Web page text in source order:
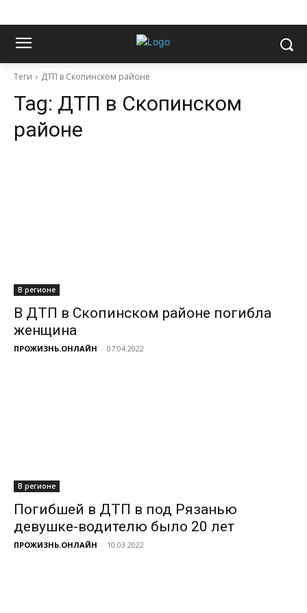
Теги ДТП в Скопинском районе
Tag: ДТП в Скопинском
районе
В регионе
В ДТП в Скопинском районе погибла
женщина
ПРОЖИЗНЬ.ОНЛАЙН - 07.04.2022
В регионе
Погибшей в ДТП в под Рязанью
девушке-водителю было 20 лет
ПРОЖИЗНЬ.ОНЛАЙН - 10.03.2022